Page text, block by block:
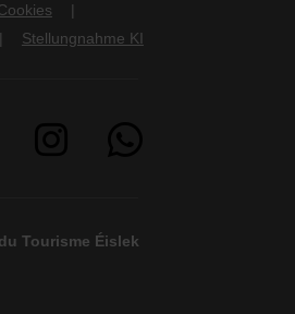
Stellungnahme KI
Tourisme Éislek